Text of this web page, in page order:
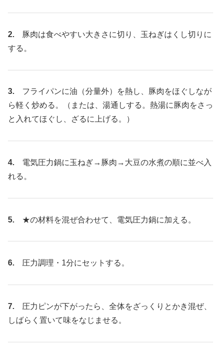
2. 豚肉は食べやすい大きさに切り、玉ねぎはくし切りに
する。
3. フライパンに油（分量外）を熱し、豚肉をほぐしなが
ら軽く炒める。（または、湯通しする。熱湯に豚肉をさっ
と入れてほぐし、ざるに上げる。）
4. 電気圧力鍋に玉ねぎ→豚肉→大豆の水煮の順に並べ入
れる。
5. ★の材料を混ぜ合わせて、電気圧力鍋に加える。
6. 圧力調理・1分にセットする。
7. 圧力ピンが下がったら、全体をざっくりとかき混ぜ、
しばらく置いて味をなじませる。